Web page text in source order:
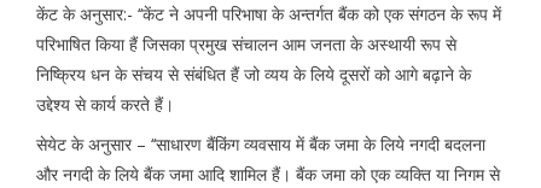
केंट के अनुसार:- ‘‘केंट ने अपनी परिभाषा के अन्तर्गत बैंक को एक संगठन के रूप में
परिभाषित किया हैं जिसका प्रमुख संचालन आम जनता के अस्थायी रूप से
निष्क्रिय धन के संचय से संबंधित हैं जो व्यय के लिये दूसरों को आगे बढ़ाने के
उद्देश्य से कार्य करते हैं।
सेयेट के अनुसार – ‘‘साधारण बैंकिंग व्यवसाय में बैंक जमा के लिये नगदी बदलना
और नगदी के लिये बैंक जमा आदि शामिल हैं। बैंक जमा को एक व्यक्ति या निगम से